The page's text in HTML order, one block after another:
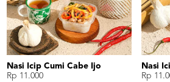
Nasi Icip Cumi Cabe Ijo
Rp 11.000
Nasi
Rp